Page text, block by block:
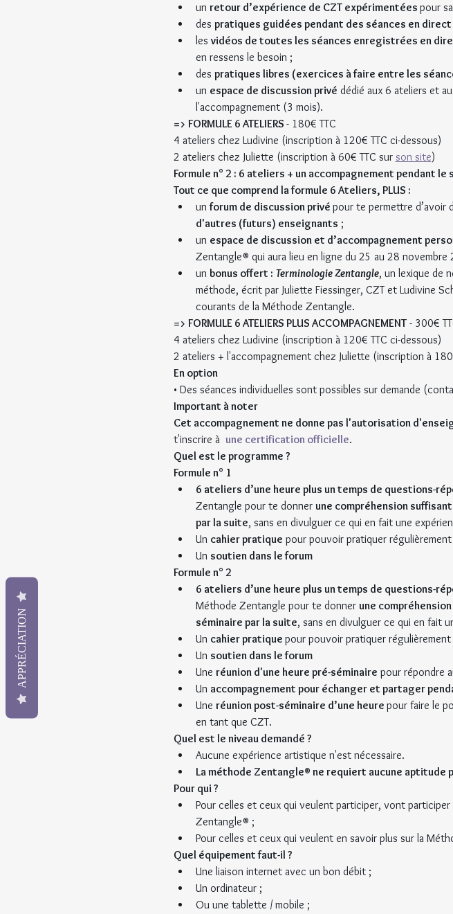
un retour d’expérience de CZT expérimentées pour
des pratiques guidées pendant des séances en direct
les vidéos de toutes les séances enregistrées en
en ressens le besoin ;
des pratiques libres (exercices à faire entre les
un espace de discussion privé dédié aux 6 ateliers et
l'accompagnement (3 mois).
=> FORMULE 6 ATELIERS - 180€ TTC
4 ateliers chez Ludivine (inscription à 120€ TTC ci-dessous)
2 ateliers chez Juliette (inscription à 60€ TTC sur son site)
Formule n° 2 : 6 ateliers + un accompagnement pendant le
Tout ce que comprend la formule 6 Ateliers, PLUS :
un forum de discussion privé pour te permettre d’avoir
d'autres (futurs) enseignants ;
un espace de discussion et d’accompagnement
Zentangle® qui aura lieu en ligne du 25 au 28 novembre
un bonus offert : Terminologie Zentangle, un lexique de
méthode, écrit par Juliette Fiessinger, CZT et Ludivine
courants de la Méthode Zentangle.
=> FORMULE 6 ATELIERS PLUS ACCOMPAGNEMENT - 300€
4 ateliers chez Ludivine (inscription à 120€ TTC ci-dessous)
2 ateliers + l'accompagnement chez Juliette (inscription à
En option
• Des séances individuelles sont possibles sur demande
Important à noter
Cet accompagnement ne donne pas l'autorisation
t'inscrire à une certification officielle.
Quel est le programme ?
Formule n° 1
6 ateliers d’une heure plus un temps de questions-
Zentangle pour te donner une compréhension
par la suite, sans en divulguer ce qui en fait une
Un cahier pratique pour pouvoir pratiquer
Un soutien dans le forum
Formule n° 2
6 ateliers d’une heure plus un temps de questions-
Méthode Zentangle pour te donner une
séminaire par la suite, sans en divulguer ce qui en fait
Un cahier pratique pour pouvoir pratiquer
Un soutien dans le forum
Une réunion d'une heure pré-séminaire pour répondre
Un accompagnement pour échanger et partager
Une réunion post-séminaire d’une heure pour faire le
en tant que CZT.
Quel est le niveau demandé ?
Aucune expérience artistique n'est nécessaire.
La méthode Zentangle® ne requiert aucune aptitude
Pour qui ?
Pour celles et ceux qui veulent participer, vont
Zentangle® ;
Pour celles et ceux qui veulent en savoir plus sur la
Quel équipement faut-il ?
Une liaison internet avec un bon débit ;
Un ordinateur ;
Ou une tablette / mobile ;
APPRÉCIATION